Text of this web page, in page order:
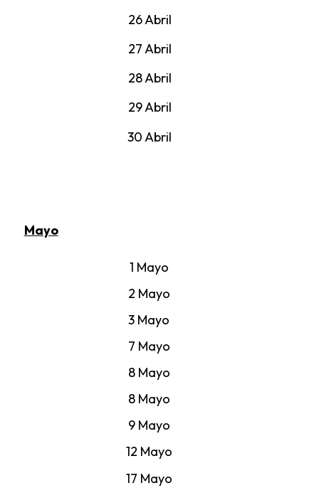
26 Abril
27 Abril
28 Abril
29 Abril
30 Abril
Mayo
1 Mayo
2 Mayo
3 Mayo
7 Mayo
8 Mayo
8 Mayo
9 Mayo
12 Mayo
17 Mayo